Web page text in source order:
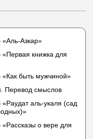
Азкар»
книжка для
быть мужчиной»
Перевод смыслов
аль-укаля (cад
о вере для